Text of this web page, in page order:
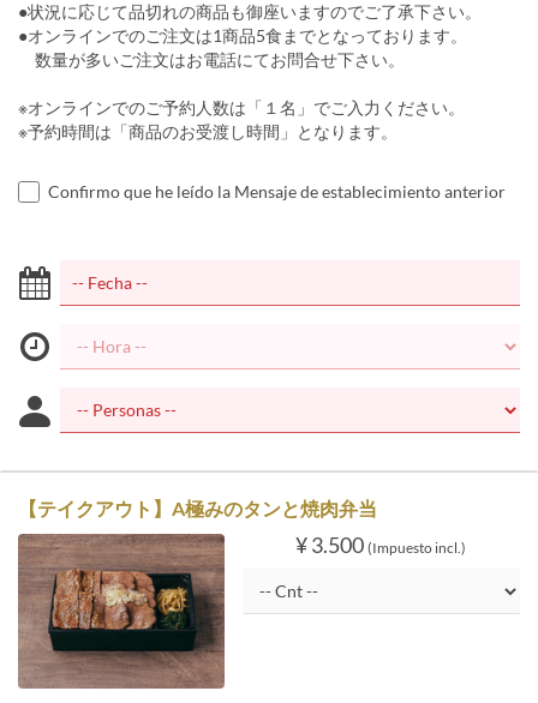
●状況に応じて品切れの商品も御座いますのでご了承下さい。
●オンラインでのご注文は1商品5食までとなっております。
数量が多いご注文はお電話にてお問合せ下さい。
※オンラインでのご予約人数は「１名」でご入力ください。
※予約時間は「商品のお受渡し時間」となります。
Confirmo que he leído la Mensaje de establecimiento anterior
【テイクアウト】A極みのタンと焼肉弁当
¥ 3.500 (Impuesto incl.)